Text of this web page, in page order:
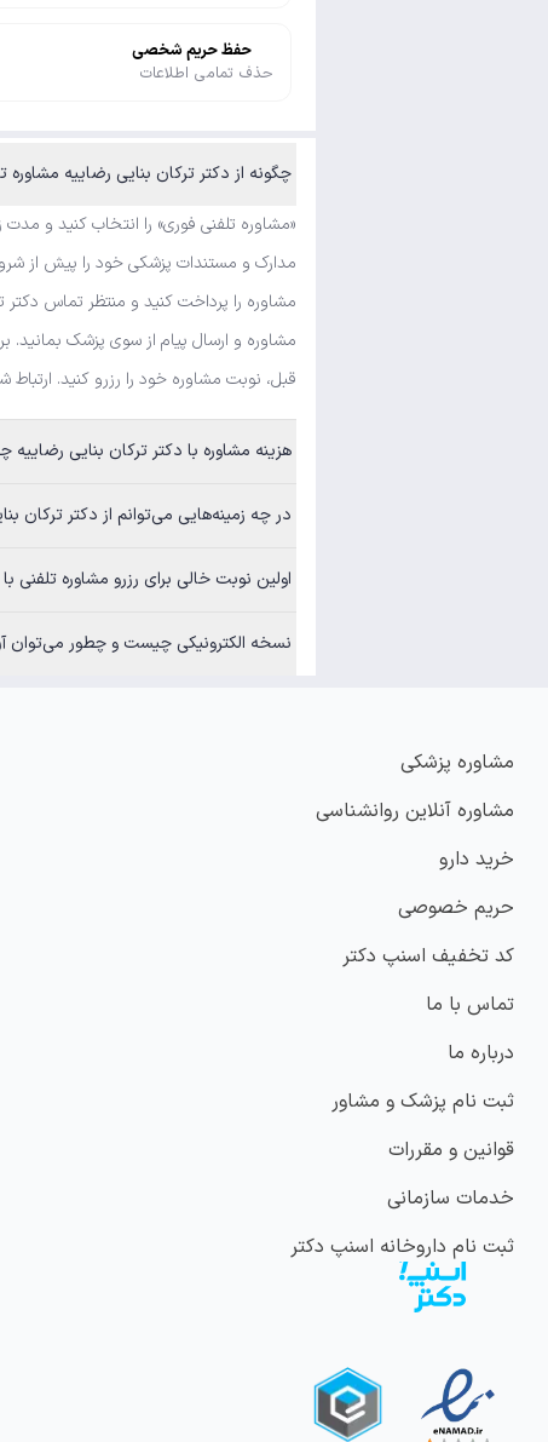
حفظ حریم شخصی
حذف تمامی اطلاعات
چگونه از دکتر ترکان بنایی رضاییه مشاوره تلفنی فوری و متنی بگیرم؟
«مشاوره تلفنی فوری» را انتخاب کنید و
مدارک و مستندات پزشکی خود را پیش از
مشاوره را پرداخت کنید و منتظر تماس دکتر
مشاوره و ارسال پیام از سوی پزشک بمانید.
قبل، نوبت مشاوره خود را رزرو کنید.
هزینه مشاوره با دکتر ترکان بنایی رضاییه چقدر است؟
در چه زمینه‌هایی می‌توانم از دکتر ترکان بنایی رضاییه
اولین نوبت خالی برای رزرو مشاوره تلفنی با دکتر
نسخه الکترونیکی چیست و چطور می‌توان
مشاوره پزشکی
مشاوره آنلاین روانشناسی
خرید دارو
حریم خصوصی
کد تخفیف اسنپ دکتر
تماس با ما
درباره ما
ثبت نام پزشک و مشاور
قوانین و مقررات
خدمات سازمانی
ثبت نام داروخانه اسنپ دکتر